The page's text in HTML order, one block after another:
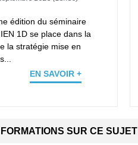
édition du séminaire
IEN 1D se place dans la
la stratégie mise en
EN SAVOIR +
SUR CE SUJET